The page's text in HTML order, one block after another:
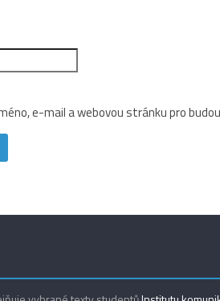
e-mail a webovou stránku pro